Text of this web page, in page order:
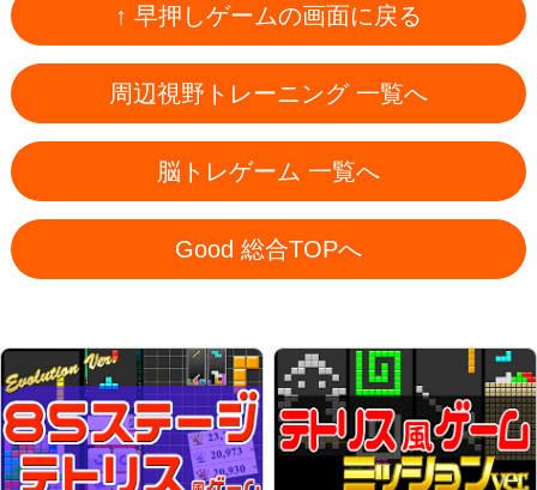
↑ 早押しゲームの画面に戻る
周辺視野トレーニング 一覧へ
脳トレゲーム 一覧へ
Good 総合TOPへ